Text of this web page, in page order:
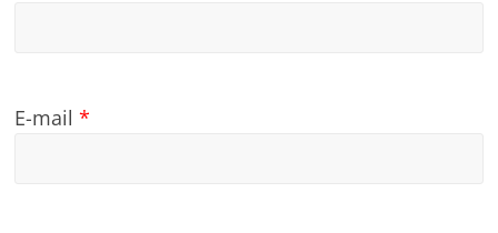
E-mail*